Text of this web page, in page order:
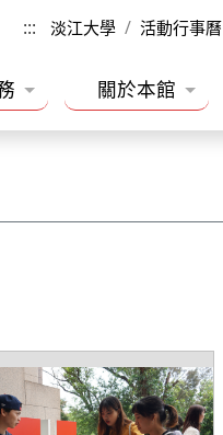
::: 淡江大學 活動行事曆
關於本館